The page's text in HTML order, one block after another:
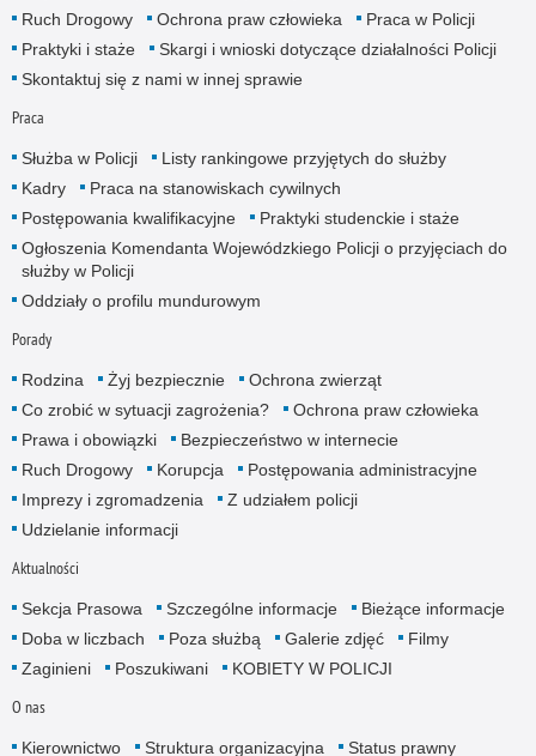
Ruch Drogowy
Ochrona praw człowieka
Praca w Policji
Praktyki i staże
Skargi i wnioski dotyczące działalności Policji
Skontaktuj się z nami w innej sprawie
Praca
Służba w Policji
Listy rankingowe przyjętych do służby
Kadry
Praca na stanowiskach cywilnych
Postępowania kwalifikacyjne
Praktyki studenckie i staże
Ogłoszenia Komendanta Wojewódzkiego Policji o przyjęciach do
służby w Policji
Oddziały o profilu mundurowym
Porady
Rodzina Żyj bezpiecznie
Ochrona zwierząt
Co zrobić w sytuacji zagrożenia?
Ochrona praw człowieka
Prawa i obowiązki
Bezpieczeństwo w internecie
Ruch Drogowy
Korupcja
Postępowania administracyjne
Imprezy i zgromadzenia
Z udziałem policji
Udzielanie informacji
Aktualności
Sekcja Prasowa Szczególne informacje
Bieżące informacje
Doba w liczbach
Poza służbą Galerie zdjęć
Filmy
Zaginieni
Poszukiwani KOBIETY W POLICJI
O nas
Kierownictwo Struktura organizacyjna
Status prawny